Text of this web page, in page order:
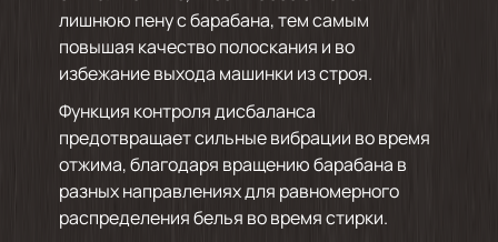
лишнюю пену с барабана, тем самым
повышая качество полоскания и во
избежание выхода машинки из строя.
Функция контроля дисбаланса
предотвращает сильные вибрации во время
отжима, благодаря вращению барабана в
разных направлениях для равномерного
распределения белья во время стирки.